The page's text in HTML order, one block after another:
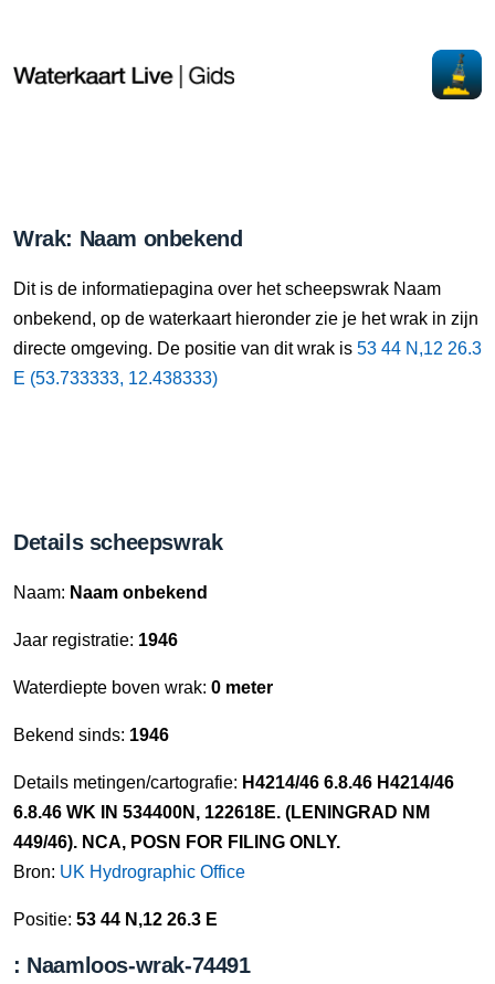
Wrak: Naam onbekend
Dit is de informatiepagina over het scheepswrak Naam
onbekend, op de waterkaart hieronder zie je het wrak in zijn
directe omgeving. De positie van dit wrak is 53 44 N,12 26.3
E (53.733333, 12.438333)
Details scheepswrak
Naam: Naam onbekend
Jaar registratie: 1946
Waterdiepte boven wrak: 0 meter
Bekend sinds: 1946
Details metingen/cartografie: H4214/46 6.8.46 H4214/46
6.8.46 WK IN 534400N, 122618E. (LENINGRAD NM
449/46). NCA, POSN FOR FILING ONLY.
Bron: UK Hydrographic Office
Positie: 53 44 N,12 26.3 E
: Naamloos-wrak-74491